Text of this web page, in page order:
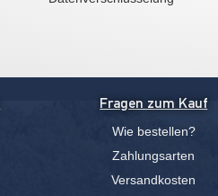
Fragen zum Kauf
Wie bestellen?
Zahlungsarten
Versandkosten